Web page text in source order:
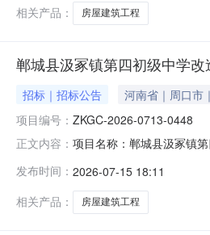
相关产品：
房屋建筑工程
郸城县汲冢镇第四初级中学
招标｜招标公告 河南省｜周口市
项目编号： ZKGC-2026-0713-0448
正文内容： 项目名称：郸城县汲冢镇
第四初级中学改造提升建
发布时间： 2026-07-15 18:11
相关产品：
房屋建筑工程